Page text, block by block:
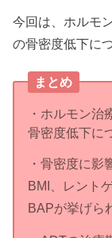
今回は、ホルモ
の骨密度低下に
まとめ
・ホルモン
骨密度低下に
・骨密度に影
BMI、レント
BAPが挙げら